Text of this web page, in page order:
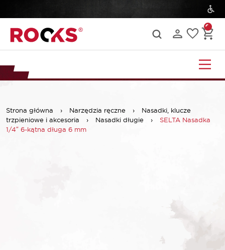
Strona główna › Narzędzia ręczne ›
Nasadki, klucze
trzpieniowe i akcesoria
› Nasadki długie ›
SELTA Nasadka
1/4″ 6-kątna długa 6 mm